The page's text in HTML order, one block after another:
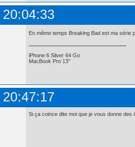
En même temps Breaking Bad est ma série
iPhone 6 Silver 64 Go
MacBook Pro 13"
Si ça coince dite moi que je vous donne des